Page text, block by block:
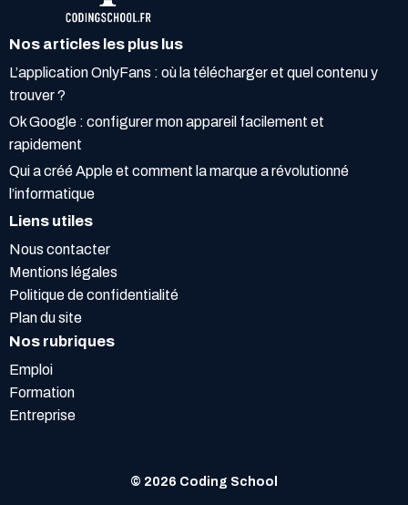
Nos articles les plus lus
L’application OnlyFans : où la télécharger et quel contenu y
trouver ?
Ok Google : configurer mon appareil facilement et
rapidement
Qui a créé Apple et comment la marque a révolutionné
l’informatique
Liens utiles
Nous contacter
Mentions légales
Politique de confidentialité
Plan du site
Nos rubriques
Emploi
Formation
Entreprise
© 2026 Coding School